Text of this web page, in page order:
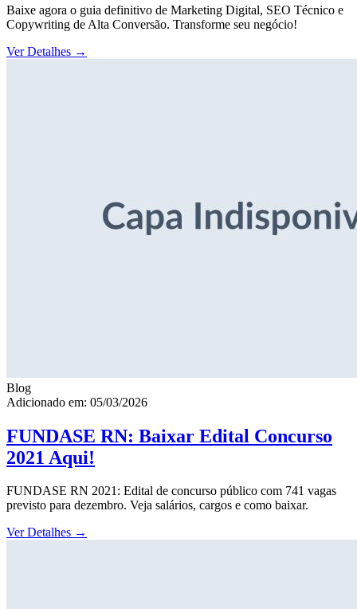
Baixe agora o guia definitivo de Marketing Digital, SEO Técnico e
Copywriting de Alta Conversão. Transforme seu negócio!
Ver Detalhes →
Blog
Adicionado em: 05/03/2026
FUNDASE RN: Baixar Edital Concurso
2021 Aqui!
FUNDASE RN 2021: Edital de concurso público com 741 vagas
previsto para dezembro. Veja salários, cargos e como baixar.
Ver Detalhes →